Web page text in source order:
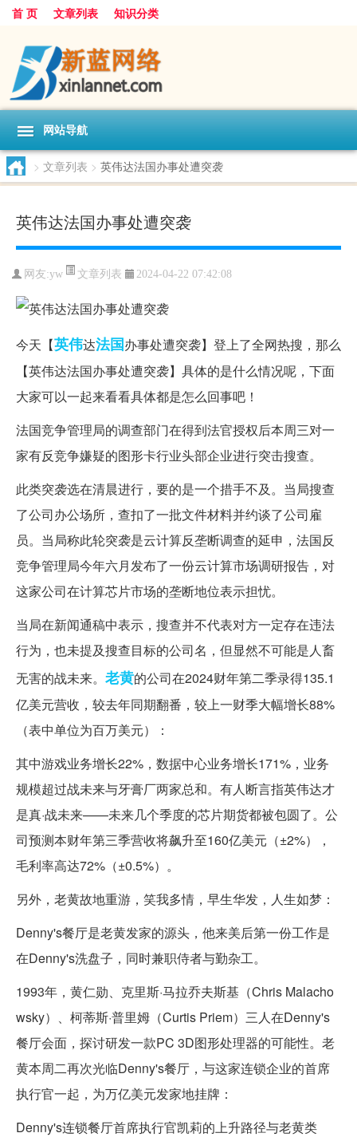
首 页 文章列表 知识分类
网站导航
> 文章列表 > 英伟达法国办事处遭突袭
英伟达法国办事处遭突袭
网友:yw 文章列表 2024-04-22 07:42:08
今天【英伟达法国办事处遭突袭】登上了全网热搜，那么
【英伟达法国办事处遭突袭】具体的是什么情况呢，下面
大家可以一起来看看具体都是怎么回事吧！
法国竞争管理局的调查部门在得到法官授权后本周三对一
家有反竞争嫌疑的图形卡行业头部企业进行突击搜查。
此类突袭选在清晨进行，要的是一个措手不及。当局搜查
了公司办公场所，查扣了一批文件材料并约谈了公司雇
员。当局称此轮突袭是云计算反垄断调查的延申，法国反
竞争管理局今年六月发布了一份云计算市场调研报告，对
这家公司在计算芯片市场的垄断地位表示担忧。
当局在新闻通稿中表示，搜查并不代表对方一定存在违法
行为，也未提及搜查目标的公司名，但显然不可能是人畜
无害的战未来。 老黄的公司在2024财年第二季录得135.1
亿美元营收，较去年同期翻番，较上一财季大幅增长88%
（表中单位为百万美元）：
其中游戏业务增长22%，数据中心业务增长171%，业务
规模超过战未来与牙膏厂两家总和。有人断言指英伟达才
是真·战未来——未来几个季度的芯片期货都被包圆了。公
司预测本财年第三季营收将飙升至160亿美元（±2%），
毛利率高达72%（±0.5%）。
另外，老黄故地重游，笑我多情，早生华发，人生如梦：
Denny's餐厅是老黄发家的源头，他来美后第一份工作是
在Denny's洗盘子，同时兼职侍者与勤杂工。
1993年，黄仁勋、克里斯·马拉乔夫斯基（Chris Malacho
wsky）、柯蒂斯·普里姆（Curtis Priem）三人在Denny's
餐厅会面，探讨研发一款PC 3D图形处理器的可能性。老
黄本周二再次光临Denny's餐厅，与这家连锁企业的首席
执行官一起，为万亿美元发家地挂牌：
Denny's连锁餐厅首席执行官凯莉的上升路径与老黄类